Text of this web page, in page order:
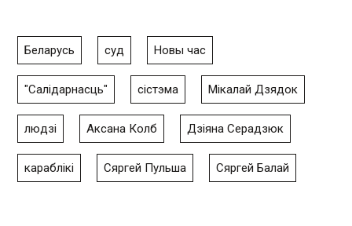
Беларусь суд Новы час
"Салідарнасць" сістэма Мікалай Дзядок
людзі Аксана Колб Дзіяна Серадзюк
караблікі Сяргей Пульша Сяргей Балай